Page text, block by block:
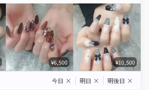
¥6,500 ¥10,500
今日 × 明日 × 明後日 ×